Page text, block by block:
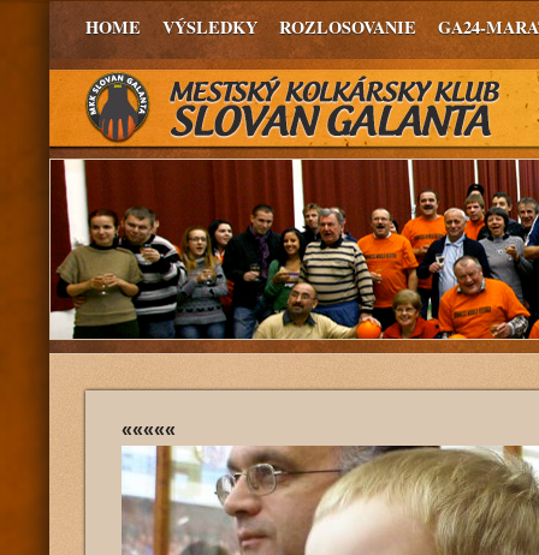
HOME VÝSLEDKY ROZLOSOVANIE GA24-
«««««